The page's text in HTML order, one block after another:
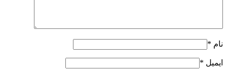
نام *
ایمیل *